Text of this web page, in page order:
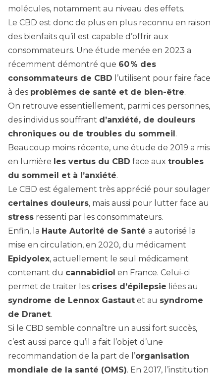
molécules, notamment au niveau des effets.
Le CBD est donc de plus en plus reconnu en raison
des bienfaits qu’il est capable d’offrir aux
consommateurs. Une étude menée en 2023 a
récemment démontré que 60 % des
consommateurs de CBD l’utilisent pour faire face
à des problèmes de santé et de bien-être.
On retrouve essentiellement, parmi ces personnes,
des individus souffrant d’anxiété, de douleurs
chroniques ou de troubles du sommeil.
Beaucoup moins récente, une étude de 2019 a mis
en lumière les vertus du CBD face aux troubles
du sommeil et à l’anxiété.
Le CBD est également très apprécié pour soulager
certaines douleurs, mais aussi pour lutter face au
stress ressenti par les consommateurs.
Enfin, la Haute Autorité de Santé a autorisé la
mise en circulation, en 2020, du médicament
Epidyolex, actuellement le seul médicament
contenant du cannabidiol en France. Celui-ci
permet de traiter les crises d’épilepsie liées au
syndrome de Lennox Gastaut et au syndrome
de Dranet.
Si le CBD semble connaître un aussi fort succès,
c’est aussi parce qu’il a fait l’objet d’une
recommandation de la part de l’organisation
mondiale de la santé (OMS). En 2017, l’institution